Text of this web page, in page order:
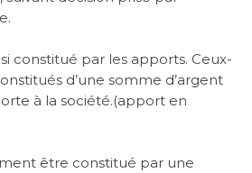
constitué par les apports. Ceux-
d’une somme d’argent
à la société.(apport en
être constitué par une